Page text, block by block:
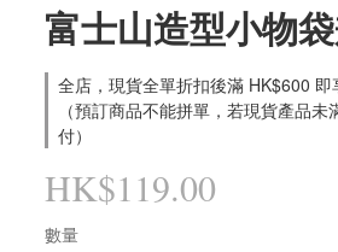
富士山造型小物
全店，現貨全單折扣後滿 HK$600
（預訂商品不能拼單，若現貨產品
付）
HK$119.00
數量